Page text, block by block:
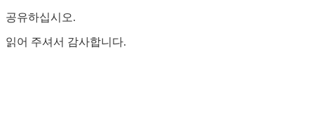
공유하십시오.
읽어 주셔서 감사합니다.